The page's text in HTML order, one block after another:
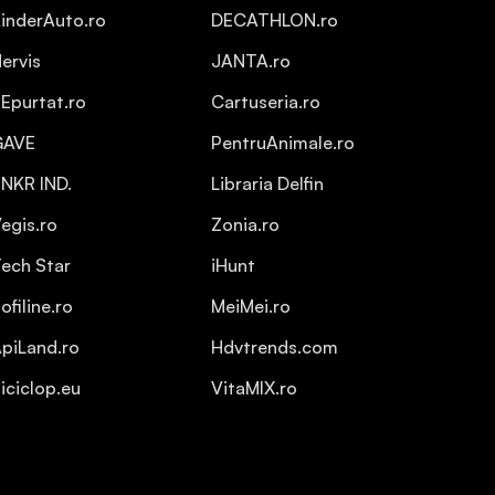
IND.
Star
DECATHLON.ro
JANTA.ro
Cartuseria.ro
PentruAnimale.ro
Libraria Delfin
Zonia.ro
iHunt
MeiMei.ro
Hdvtrends.com
VitaMIX.ro